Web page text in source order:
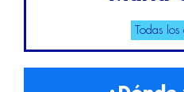
Todas los